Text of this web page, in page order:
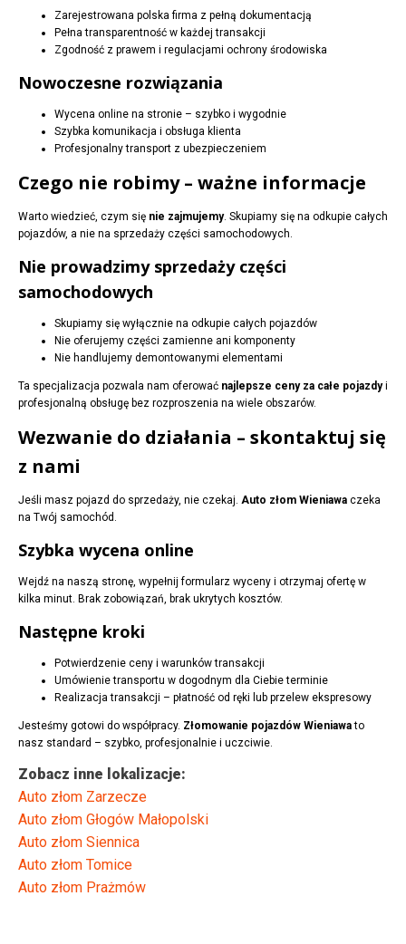
Zarejestrowana polska firma z pełną dokumentacją
Pełna transparentność w każdej transakcji
Zgodność z prawem i regulacjami ochrony środowiska
Nowoczesne rozwiązania
Wycena online na stronie – szybko i wygodnie
Szybka komunikacja i obsługa klienta
Profesjonalny transport z ubezpieczeniem
Czego nie robimy – ważne informacje
Warto wiedzieć, czym się nie zajmujemy. Skupiamy się na odkupie całych
pojazdów, a nie na sprzedaży części samochodowych.
Nie prowadzimy sprzedaży części
samochodowych
Skupiamy się wyłącznie na odkupie całych pojazdów
Nie oferujemy części zamienne ani komponenty
Nie handlujemy demontowanymi elementami
Ta specjalizacja pozwala nam oferować najlepsze ceny za całe pojazdyi
profesjonalną obsługę bez rozproszenia na wiele obszarów.
Wezwanie do działania – skontaktuj się
z nami
Jeśli masz pojazd do sprzedaży, nie czekaj. Auto złom Wieniawa czeka
na Twój samochód.
Szybka wycena online
Wejdź na naszą stronę, wypełnij formularz wyceny i otrzymaj ofertę w
kilka minut. Brak zobowiązań, brak ukrytych kosztów.
Następne kroki
Potwierdzenie ceny i warunków transakcji
Umówienie transportu w dogodnym dla Ciebie terminie
Realizacja transakcji – płatność od ręki lub przelew ekspresowy
Jesteśmy gotowi do współpracy. Złomowanie pojazdów Wieniawato
nasz standard – szybko, profesjonalnie i uczciwie.
Zobacz inne lokalizacje:
Auto złom Zarzecze
Auto złom Głogów Małopolski
Auto złom Siennica
Auto złom Tomice
Auto złom Prażmów